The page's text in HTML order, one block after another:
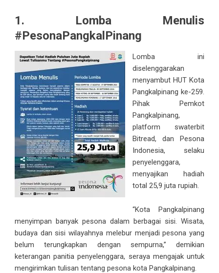
1. Lomba Menulis
#PesonaPangkalPinang
Lomba ini
diselenggarakan
menyambut HUT Kota
Pangkalpinang ke-259.
Pihak Pemkot
Pangkalpinang,
platform swaterbit
Bitread, dan Pesona
Indonesia, selaku
penyelenggara,
menyajikan hadiah
total 25,9 juta rupiah.
“Kota Pangkalpinang
menyimpan banyak pesona dalam berbagai sisi. Wisata,
budaya dan sisi wilayahnya melebur menjadi pesona yang
belum terungkapkan dengan sempurna,” demikian
keterangan panitia penyelenggara, seraya mengajak untuk
mengirimkan tulisan tentang pesona kota Pangkalpinang.